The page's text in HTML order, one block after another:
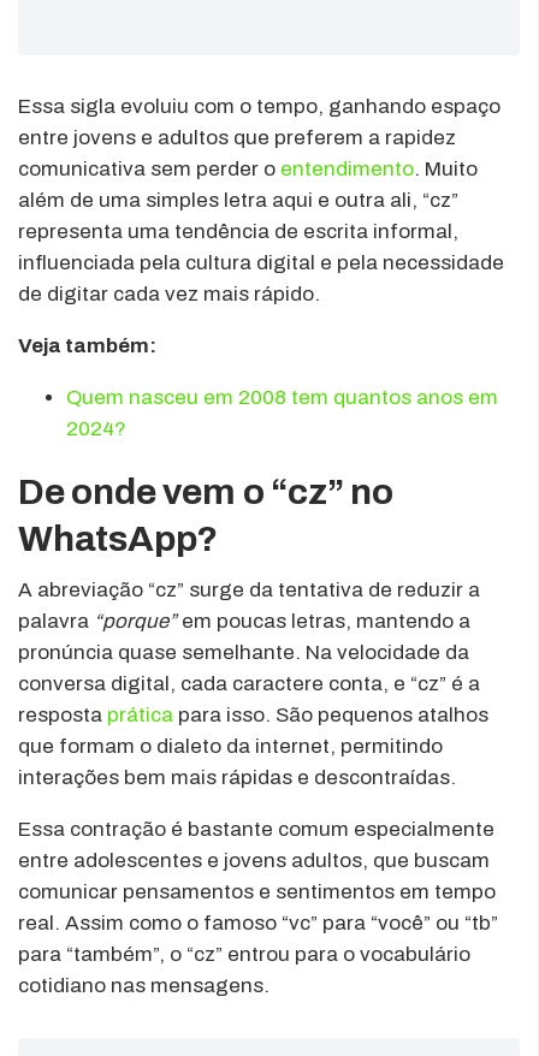
Essa sigla evoluiu com o tempo, ganhando espaço
entre jovens e adultos que preferem a rapidez
comunicativa sem perder o entendimento. Muito
além de uma simples letra aqui e outra ali, “cz”
representa uma tendência de escrita informal,
influenciada pela cultura digital e pela necessidade
de digitar cada vez mais rápido.
Veja também:
Quem nasceu em 2008 tem quantos anos em
2024?
De onde vem o “cz” no
WhatsApp?
A abreviação “cz” surge da tentativa de reduzir a
palavra “porque”em poucas letras, mantendo a
pronúncia quase semelhante. Na velocidade da
conversa digital, cada caractere conta, e “cz” é a
resposta prática para isso. São pequenos atalhos
que formam o dialeto da internet, permitindo
interações bem mais rápidas e descontraídas.
Essa contração é bastante comum especialmente
entre adolescentes e jovens adultos, que buscam
comunicar pensamentos e sentimentos em tempo
real. Assim como o famoso “vc” para “você” ou “tb”
para “também”, o “cz” entrou para o vocabulário
cotidiano nas mensagens.